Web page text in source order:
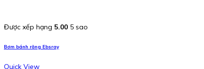
Được xếp hạng 5.00 5 sao
Bơm bánh răng Ebsray
Quick View